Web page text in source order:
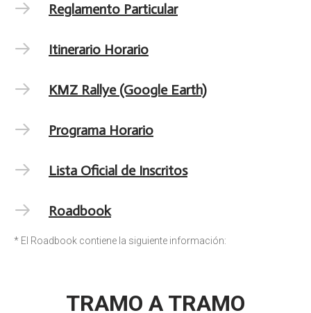
Reglamento Particular
Itinerario Horario
KMZ Rallye (Google Earth)
Programa Horario
Lista Oficial de Inscritos
Roadbook
* El Roadbook contiene la siguiente información:
TRAMO A TRAMO